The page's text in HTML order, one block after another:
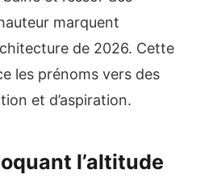
marquent
de 2026. Cette
les prénoms vers des
et d’aspiration.
l’altitude